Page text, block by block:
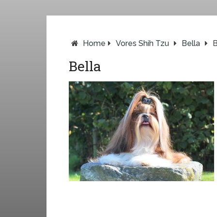
Home Vores Shih Tzu Bella
Bella